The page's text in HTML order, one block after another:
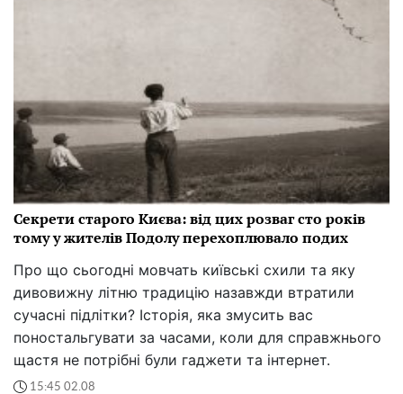
Секрети старого Києва: від цих розваг сто років
тому у жителів Подолу перехоплювало подих
Про що сьогодні мовчать київські схили та яку
дивовижну літню традицію назавжди втратили
сучасні підлітки? Історія, яка змусить вас
поностальгувати за часами, коли для справжнього
щастя не потрібні були гаджети та інтернет.
15:45 02.08